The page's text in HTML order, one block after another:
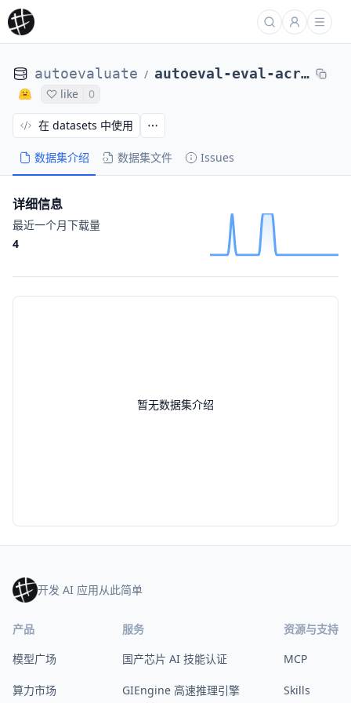
autoevaluate / autoeval-eval-acronym_identification-default-09876d-66054145572
like 0
数据集介绍 数据集文件 Issues
在 datasets 中使用
暂无数据集介绍
详细信息
最近一个月下载量
4
开发 AI 应用从此简单
产品
模型广场
算力市场
服务
国产芯片 AI 技能认证
GIEngine 高速推理引擎
资源与支持
MCP
Skills